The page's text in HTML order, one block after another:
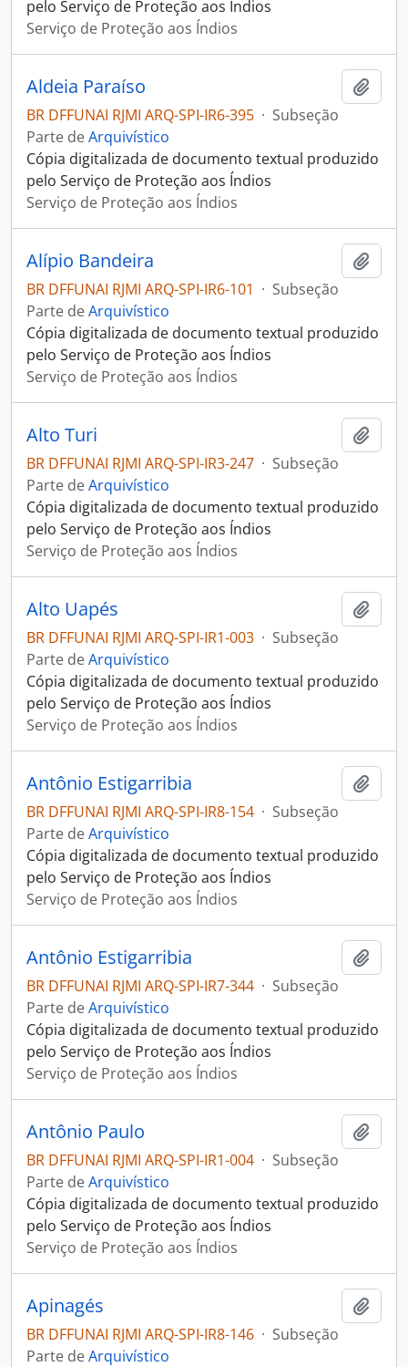
pelo Serviço de Proteção aos Índios
Serviço de Proteção aos Índios
Aldeia Paraíso
BR DFFUNAI RJMI ARQ-SPI-IR6-395 · Subseção
Parte deArquivístico
Cópia digitalizada de documento textual produzido
pelo Serviço de Proteção aos Índios
Serviço de Proteção aos Índios
Alípio Bandeira
BR DFFUNAI RJMI ARQ-SPI-IR6-101 · Subseção
Parte deArquivístico
Cópia digitalizada de documento textual produzido
pelo Serviço de Proteção aos Índios
Serviço de Proteção aos Índios
Alto Turi
BR DFFUNAI RJMI ARQ-SPI-IR3-247 · Subseção
Parte deArquivístico
Cópia digitalizada de documento textual produzido
pelo Serviço de Proteção aos Índios
Serviço de Proteção aos Índios
Alto Uapés
BR DFFUNAI RJMI ARQ-SPI-IR1-003 · Subseção
Parte deArquivístico
Cópia digitalizada de documento textual produzido
pelo Serviço de Proteção aos Índios
Serviço de Proteção aos Índios
Antônio Estigarribia
BR DFFUNAI RJMI ARQ-SPI-IR8-154 · Subseção
Parte deArquivístico
Cópia digitalizada de documento textual produzido
pelo Serviço de Proteção aos Índios
Serviço de Proteção aos Índios
Antônio Estigarribia
BR DFFUNAI RJMI ARQ-SPI-IR7-344 · Subseção
Parte deArquivístico
Cópia digitalizada de documento textual produzido
pelo Serviço de Proteção aos Índios
Serviço de Proteção aos Índios
Antônio Paulo
BR DFFUNAI RJMI ARQ-SPI-IR1-004 · Subseção
Parte deArquivístico
Cópia digitalizada de documento textual produzido
pelo Serviço de Proteção aos Índios
Serviço de Proteção aos Índios
Apinagés
BR DFFUNAI RJMI ARQ-SPI-IR8-146 · Subseção
Parte deArquivístico